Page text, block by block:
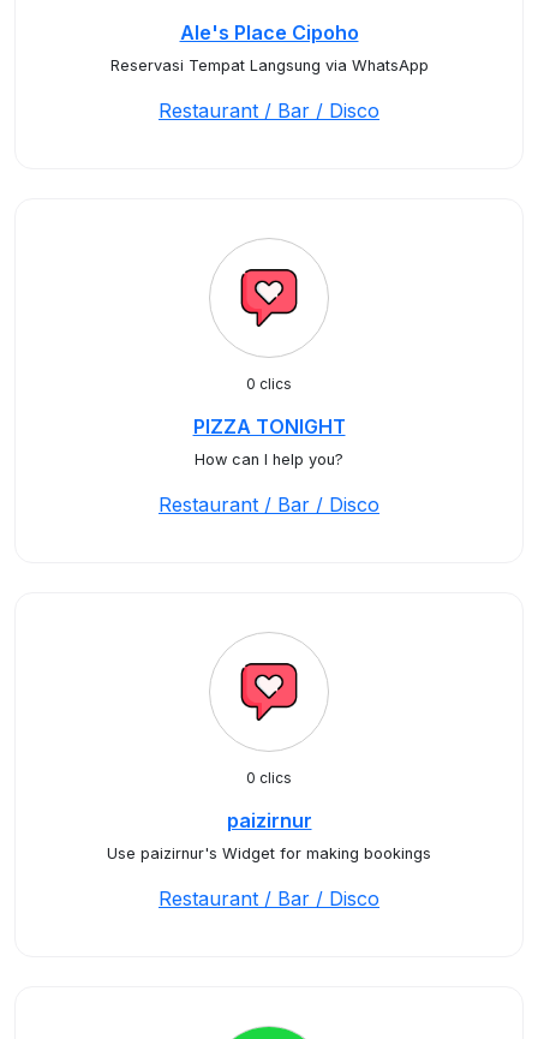
Ale's Place Cipoho
Reservasi Tempat Langsung via WhatsApp
Restaurant / Bar / Disco
0 clics
PIZZA TONIGHT
How can I help you?
Restaurant / Bar / Disco
0 clics
paizirnur
Use paizirnur's Widget for making bookings
Restaurant / Bar / Disco